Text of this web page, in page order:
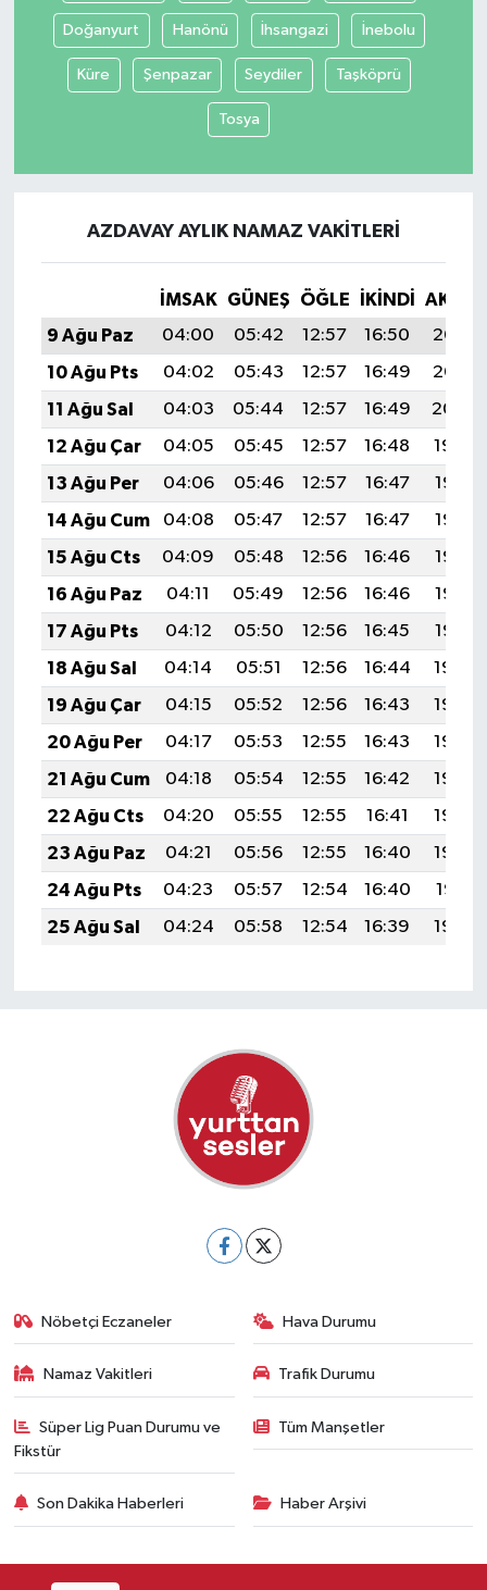
Doğanyurt Hanönü İhsangazi İnebolu
Küre Şenpazar Seydiler Taşköprü
Tosya
AZDAVAY AYLIK NAMAZ VAKITLERI
İMSAK GÜNEŞ ÖĞLE İKINDI
9 Ağu Paz
04:00 05:42 12:57 16:50
20:03
10 Ağu Pts
04:02 05:43 12:57 16:49
20:02
11 Ağu Sal
04:03 05:44 12:57 16:49
20:00
12 Ağu Çar
04:05 05:45 12:57 16:48
19:59
13 Ağu Per
04:06 05:46 12:57 16:47
19:58
14 Ağu Cum
04:08 05:47 12:57 16:47
19:56
15 Ağu Cts
04:09 05:48 12:56 16:46
19:55
16 Ağu Paz
04:11 05:49 12:56 16:46
19:53
17 Ağu Pts
04:12 05:50 12:56 16:45
19:52
18 Ağu Sal
04:14 05:51 12:56 16:44
19:50
19 Ağu Çar
04:15 05:52 12:56 16:43
19:49
20 Ağu Per
04:17 05:53 12:55 16:43
19:48
21 Ağu Cum
04:18 05:54 12:55 16:42
19:46
22 Ağu Cts
04:20 05:55 12:55 16:41
19:44
23 Ağu Paz
04:21 05:56 12:55 16:40
19:43
24 Ağu Pts
04:23 05:57 12:54 16:40
19:41
25 Ağu Sal
04:24 05:58 12:54 16:39 19:40
Nöbetçi Eczaneler Hava Durumu
Namaz Vakitleri Trafik Durumu
Süper Lig Puan Durumu ve
Fikstür
Tüm Manşetler
Son Dakika Haberleri Haber Arşivi